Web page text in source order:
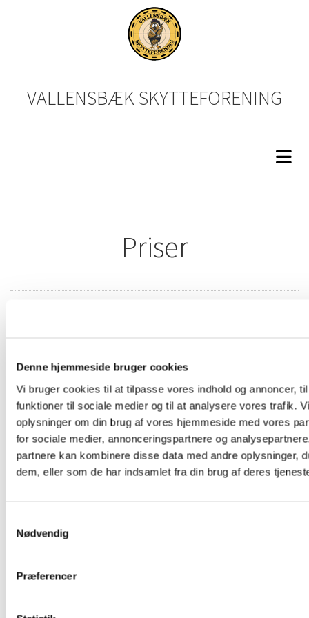
Denne hjemmeside bruger cookies
Vi bruger cookies til at tilpasse vores indhold og annoncer,
funktioner til sociale medier og til at analysere vores trafik.
oplysninger om din brug af vores hjemmeside med vores
for sociale medier, annonceringspartnere og
partnere kan kombinere disse data med andre oplysninger,
dem, eller som de har indsamlet fra din brug af deres
Nødvendig
Præferencer
VALLENSBÆK SKYTTEFORENING
Priser
Kontingent pr. år:
Kun Vallensbæk
Inkl. sommer skydning i Ballerup
Skytter under 18 har 25 stk Kal. 22 med om
Gæsteskytter:
Husk
(< 15 år kun i følge med voksen)
Ammunition: